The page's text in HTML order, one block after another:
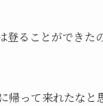
ることができたの
帰って来れたなと